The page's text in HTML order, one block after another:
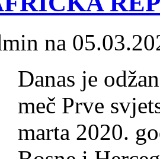
na
Danas je
meč Prve
marta 2020.